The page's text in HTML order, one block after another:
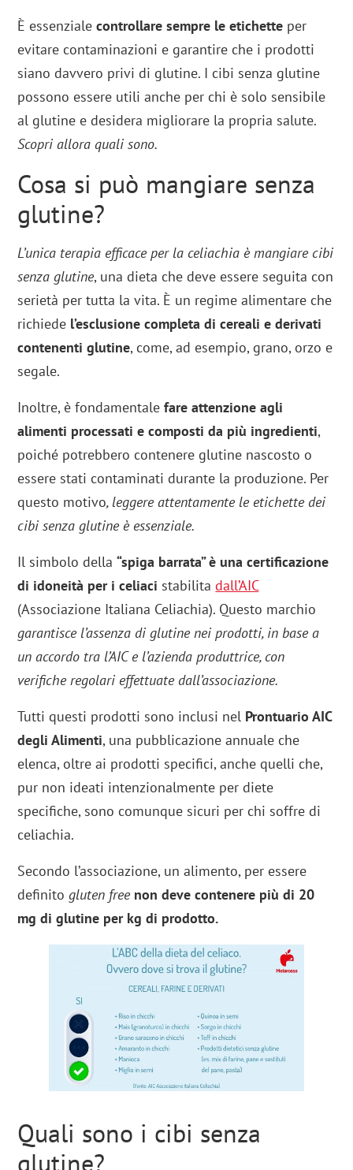
È essenzialecontrollare sempre le etichette per
evitare contaminazioni e garantire che i prodotti
siano davvero privi di glutine. I cibi senza glutine
possono essere utili anche per chi è solo sensibile
al glutine e desidera migliorare la propria salute.
Scopri allora quali sono.
Cosa si può mangiare senza
glutine?
L’unica terapia efficace per la celiachia è mangiare cibi
senza glutine, una dieta che deve essere seguita con
serietà per tutta la vita. È un regime alimentare che
richiede l’esclusione completa di cereali e derivati
contenenti glutine, come, ad esempio, grano, orzo e
segale.
Inoltre, è fondamentalefare attenzione agli
alimenti processati e composti da più ingredienti,
poiché potrebbero contenere glutine nascosto o
essere stati contaminati durante la produzione. Per
questo motivo, leggere attentamente le etichette dei
cibi senza glutine è essenziale.
Il simbolo della“spiga barrata” è una certificazione
di idoneità per i celiaci stabilitadall’AIC
(Associazione Italiana Celiachia). Questo marchio
garantisce l’assenza di glutine nei prodotti, in base a
un accordo tra l’AIC e l’azienda produttrice, con
verifiche regolari effettuate dall’associazione.
Tutti questi prodotti sono inclusi nel Prontuario AIC
degli Alimenti, una pubblicazione annuale che
elenca, oltre ai prodotti specifici, anche quelli che,
pur non ideati intenzionalmente per diete
specifiche, sono comunque sicuri per chi soffre di
celiachia.
Secondo l’associazione, un alimento, per essere
definito gluten free non deve contenere più di 20
mg di glutine per kg di prodotto.
Quali sono i cibi senza
glutine?